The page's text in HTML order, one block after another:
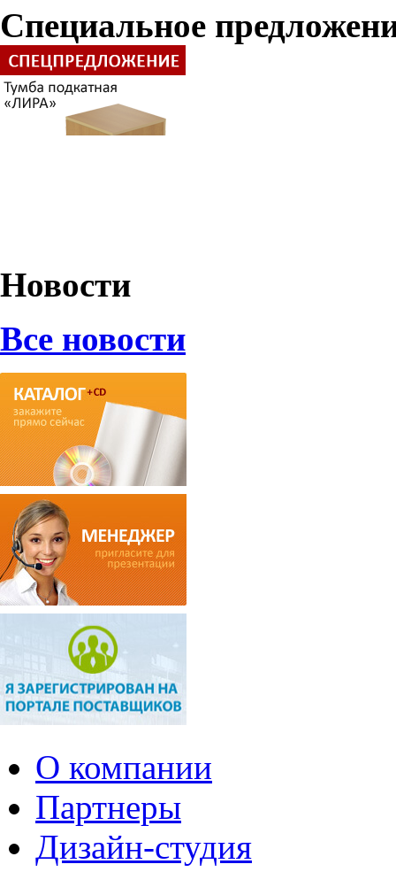
Специальное
Новости
Все новости
О компании
Партнеры
Дизайн-студия